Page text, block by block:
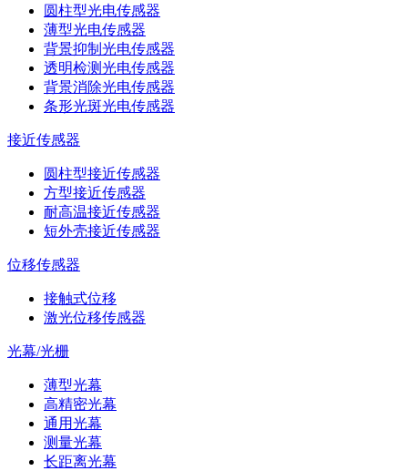
圆柱型光电传感器
薄型光电传感器
背景抑制光电传感器
透明检测光电传感器
背景消除光电传感器
条形光斑光电传感器
接近传感器
圆柱型接近传感器
方型接近传感器
耐高温接近传感器
短外壳接近传感器
位移传感器
接触式位移
激光位移传感器
光幕/光栅
薄型光幕
高精密光幕
通用光幕
测量光幕
长距离光幕